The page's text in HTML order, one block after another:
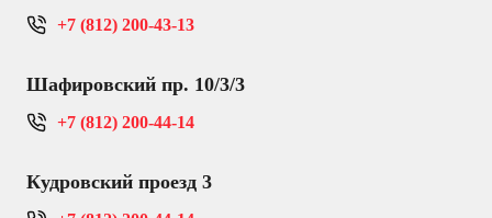
+7 (812) 200-43-13
Шафировский пр. 10/3/3
+7 (812) 200-44-14
Кудровский проезд 3